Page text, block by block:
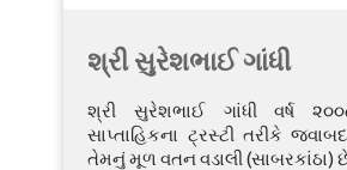
શ્રી સુરેશભાઈ ગાંધી
શ્રી સુરેશભાઈ ગાંધી વર્ષ
સાપ્તાહિકના ટ્રસ્ટી તરીકે
તેમનું મૂળ વતન વડાલી (સાબરકાંઠા)